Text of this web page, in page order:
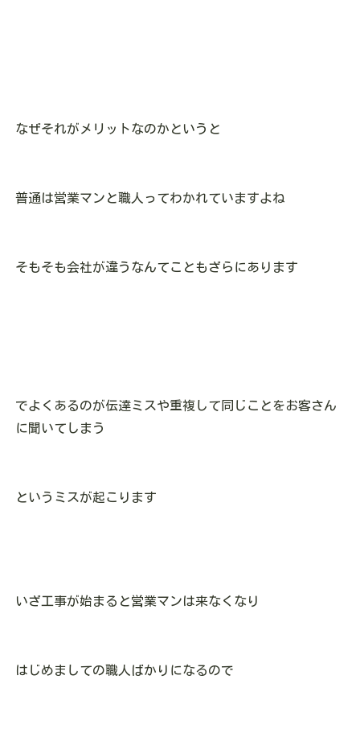
なぜそれがメリットなのかというと
普通は営業マンと職人ってわかれていますよね
そもそも会社が違うなんてこともざらにあります
でよくあるのが伝達ミスや重複して同じことをお客さん
に聞いてしまう
というミスが起こります
いざ工事が始まると営業マンは来なくなり
はじめましての職人ばかりになるので